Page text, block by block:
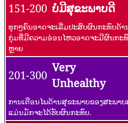
151-200 ບໍ່ມີສຸຂະພາບດີ
ທຸກໆຄົນອາດຈະເລີ່ມປະສົບຜົນກະທົບດ້
ກຸ່ມທີ່ມີຄວາມອ່ອນໄຫວອາດຈະມີຜົນກະ
ຫຼາຍ
201-300
Very
Unhealthy
ການເຕືອນໄພດ້ານສຸຂະພາບຂອງສະພາ
ແມ່ນມັກຈະໄດ້ຮັບຜົນກະທົບ.